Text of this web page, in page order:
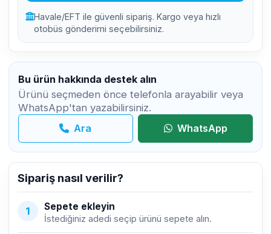
Havale/EFT ile güvenli sipariş. Kargo veya hızlı
otobüs gönderimi seçebilirsiniz.
Bu ürün hakkında destek alın
Ürünü seçmeden önce telefonla arayabilir veya
WhatsApp'tan yazabilirsiniz.
Ara
WhatsApp
Sipariş nasıl verilir?
1 Sepete ekleyin
İstediğiniz adedi seçip ürünü sepete alın.